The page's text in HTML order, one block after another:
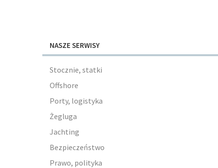
NASZE SERWISY
Stocznie, statki
Offshore
Porty, logistyka
Żegluga
Jachting
Bezpieczeństwo
Prawo, polityka